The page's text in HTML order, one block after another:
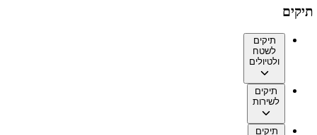
תיקים
תיקים
לשטח
ולטיולים
תיקים
לשירות
תיקים